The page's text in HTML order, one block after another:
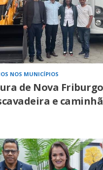
NOS MUNICÍPIOS
de Nova
e